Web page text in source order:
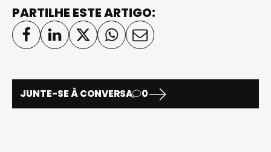
PARTILHE ESTE ARTIGO:
JUNTE-SE À CONVERSA 0